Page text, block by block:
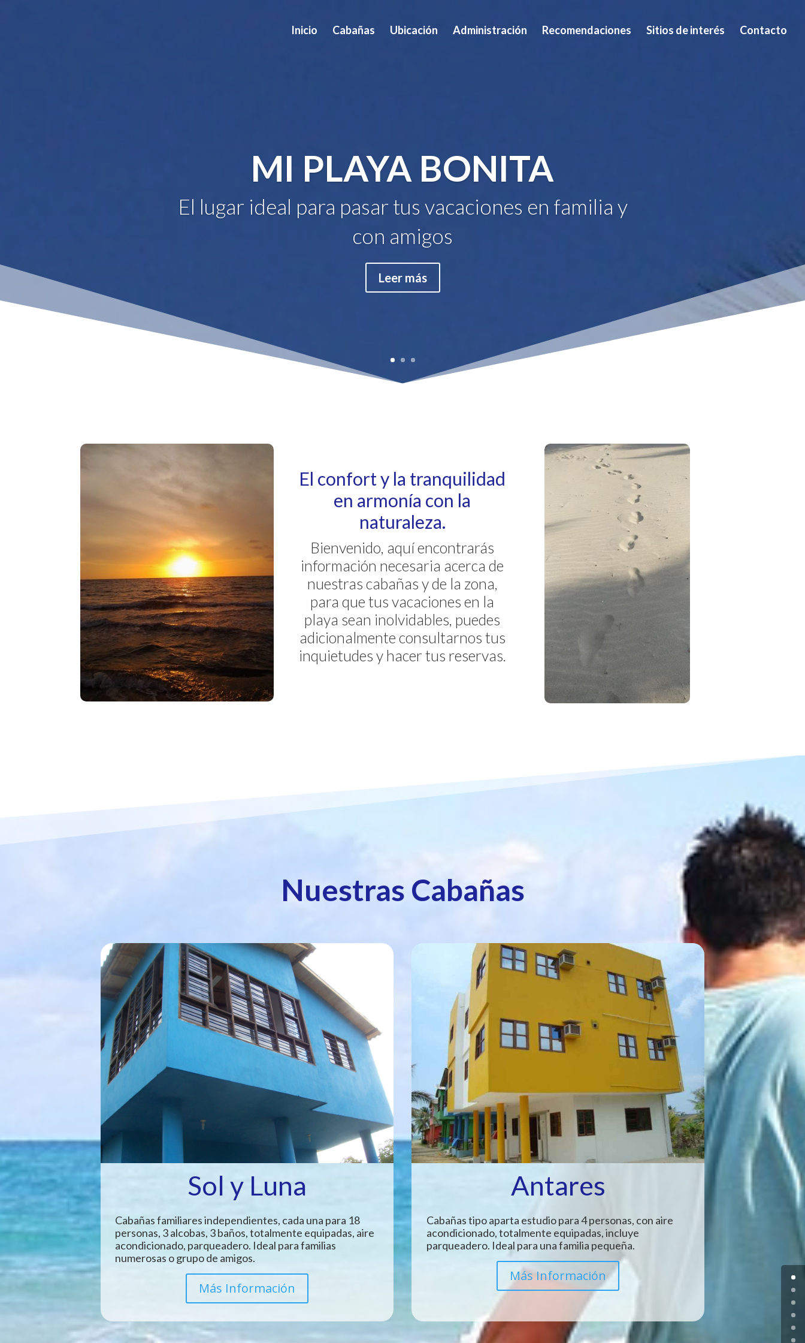
Inicio Cabañas Ubicación Administración Recomendaciones Sitios de interés Contacto
MI PLAYA BONITA
El lugar ideal para pasar tus vacaciones en familia y
con amigos
Leer más
El confort y la tranquilidad
en armonía con la
naturaleza.
Bienvenido, aquí encontrarás
información necesaria acerca de
nuestras cabañas y de la zona,
para que tus vacaciones en la
playa sean inolvidables, puedes
adicionalmente consultarnos tus
inquietudes y hacer tus reservas.
Nuestras Cabañas
Sol y Luna
Cabañas familiares independientes, cada una para 18
personas, 3 alcobas, 3 baños, totalmente equipadas, aire
acondicionado, parqueadero. Ideal para familias
numerosas o grupo de amigos.
Más Información
Antares
Cabañas tipo aparta estudio para 4 personas, con aire
acondicionado, totalmente equipadas, incluye
parqueadero. Ideal para una familia pequeña.
Más Información